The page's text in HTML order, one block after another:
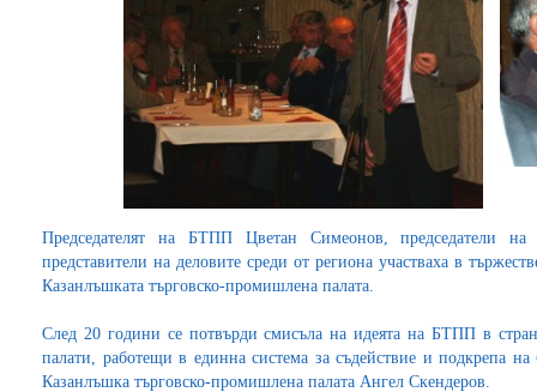
Председателят на БТПП Цветан Симеонов, председатели на
представители на деловите среди от региона участваха в
Казанлъшката търговско-промишлена палата.
След 20 години се потвърди смисъла на идеята на БТПП в
палати, работещи в единна система за съдействие и подкрепа на
Казанлъшка търговско-промишлена палата Ангел Скендеров.